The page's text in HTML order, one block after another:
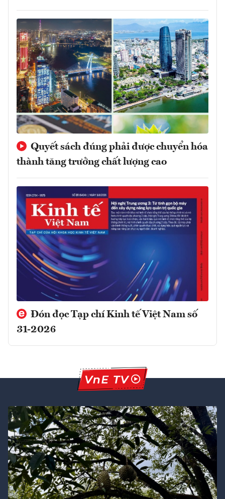
Quyết sách đúng phải được chuyển hóa
thành tăng trưởng chất lượng cao
Đón đọc Tạp chí Kinh tế Việt Nam số
31-2026